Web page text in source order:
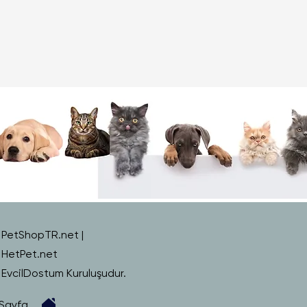
PetShopTR.net |
HetPet.net
EvcilDostum Kuruluşudur.